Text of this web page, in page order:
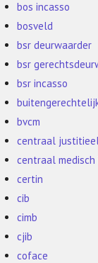
bos incasso
bosveld
bsr deurwaarder
bsr
bsr incasso
bvcm
centraal
centraal medisch
certin
cib
cimb
cjib
coface